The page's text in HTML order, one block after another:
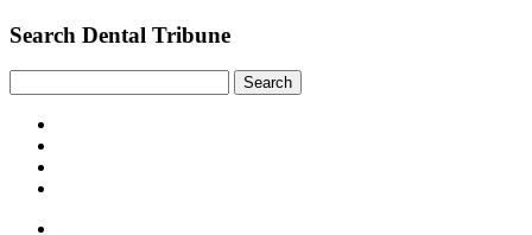
Search Dental Tribune